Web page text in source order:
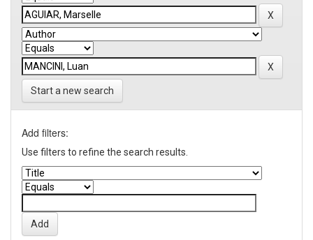
Start a new search
Add filters:
Use filters to refine the search results.